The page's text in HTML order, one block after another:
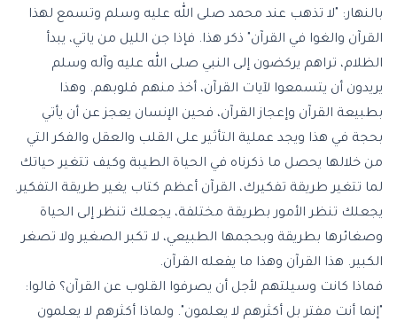
بالنهار: "لا تذهب عند محمد صلى الله عليه وسلم وتسمع لهذا
القرآن والغوا في القرآن" ذكر هذا. فإذا جن الليل من ياتي، يبدأ
الظلام، تراهم يركضون إلى النبي صلى الله عليه وآله وسلم
يريدون أن يتسمعوا لآيات القرآن، أخذ منهم قلوبهم. وهذا
بطبيعة القرآن وإعجاز القرآن، فحين الإنسان يعجز عن أن يأتي
بحجة في هذا ويجد عملية التأثير على القلب والعقل والفكر التي
من خلالها يحصل ما ذكرناه في الحياة الطيبة وكيف تتغير حياتك
لما تتغير طريقة تفكيرك، القرآن أعظم كتاب يغير طريقة التفكير.
يجعلك تنظر الأمور بطريقة مختلفة، يجعلك تنظر إلى الحياة
وصغائرها بطريقة وبحجمها الطبيعي، لا تكبر الصغير ولا تصغر
الكبير. هذا القرآن وهذا ما يفعله القرآن.
فماذا كانت وسيلتهم لأجل أن يصرفوا القلوب عن القرآن؟ قالوا:
"إنما أنت مفتر بل أكثرهم لا يعلمون". ولماذا أكثرهم لا يعلمون